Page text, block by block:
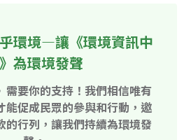
環境—讓《環境資訊中
為環境發聲
需要你的支持！我們相信唯有
能促成民眾的參與和行動，邀
的行列，讓我們持續為環境發